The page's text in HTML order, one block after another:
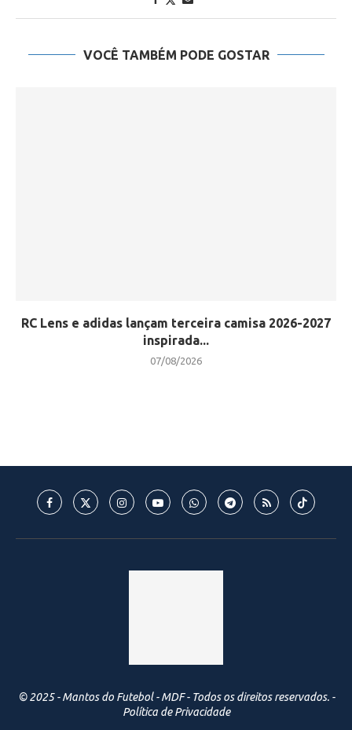
VOCÊ TAMBÉM PODE GOSTAR
RC Lens e adidas lançam terceira camisa 2026-2027
inspirada...
07/08/2026
© 2025 - Mantos do Futebol - MDF - Todos os direitos reservados. -
Política de Privacidade